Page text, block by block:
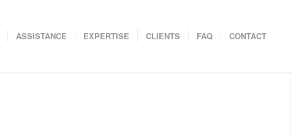
ASSISTANCE EXPERTISE CLIENTS FAQ CONTACT